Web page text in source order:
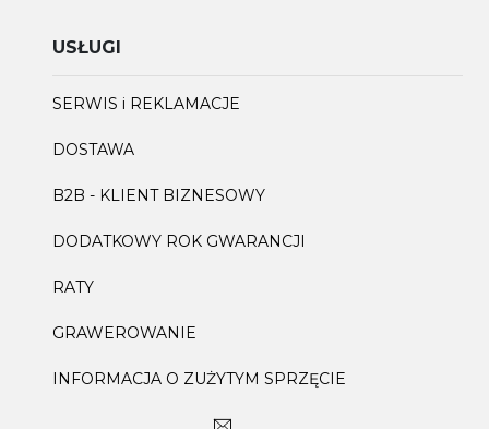
USŁUGI
SERWIS i REKLAMACJE
DOSTAWA
B2B - KLIENT BIZNESOWY
DODATKOWY ROK GWARANCJI
RATY
GRAWEROWANIE
INFORMACJA O ZUŻYTYM SPRZĘCIE